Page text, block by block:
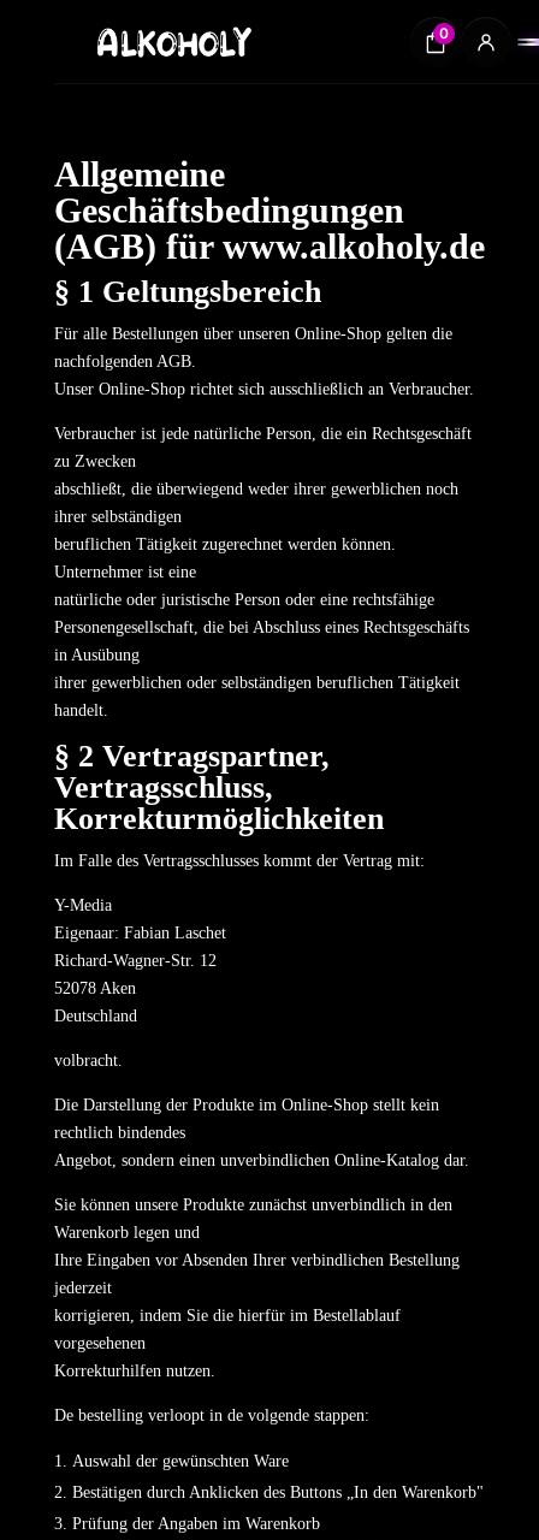
0
Allgemeine
Geschäftsbedingungen
(AGB) für www.alkoholy.de
§ 1 Geltungsbereich
Für alle Bestellungen über unseren Online-Shop gelten die
nachfolgenden AGB.
Unser Online-Shop richtet sich ausschließlich an Verbraucher.
Verbraucher ist jede natürliche Person, die ein Rechtsgeschäft
zu Zwecken
abschließt, die überwiegend weder ihrer gewerblichen noch
ihrer selbständigen
beruflichen Tätigkeit zugerechnet werden können.
Unternehmer ist eine
natürliche oder juristische Person oder eine rechtsfähige
Personengesellschaft, die bei Abschluss eines Rechtsgeschäfts
in Ausübung
ihrer gewerblichen oder selbständigen beruflichen Tätigkeit
handelt.
§ 2 Vertragspartner,
Vertragsschluss,
Korrekturmöglichkeiten
Im Falle des Vertragsschlusses kommt der Vertrag mit:
Y-Media
Eigenaar: Fabian Laschet
Richard-Wagner-Str. 12
52078 Aken
Deutschland
volbracht.
Die Darstellung der Produkte im Online-Shop stellt kein
rechtlich bindendes
Angebot, sondern einen unverbindlichen Online-Katalog dar.
Sie können unsere Produkte zunächst unverbindlich in den
Warenkorb legen und
Ihre Eingaben vor Absenden Ihrer verbindlichen Bestellung
jederzeit
korrigieren, indem Sie die hierfür im Bestellablauf
vorgesehenen
Korrekturhilfen nutzen.
De bestelling verloopt in de volgende stappen:
Auswahl der gewünschten Ware
Bestätigen durch Anklicken des Buttons „In den Warenkorb"
Prüfung der Angaben im Warenkorb